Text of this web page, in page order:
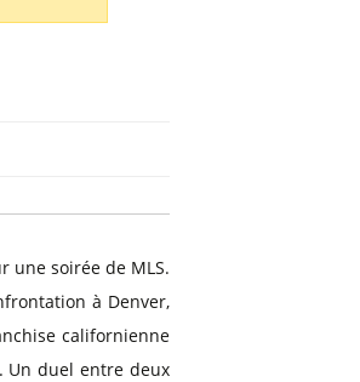
une soirée de MLS.
à Denver,
californienne
Un duel entre deux